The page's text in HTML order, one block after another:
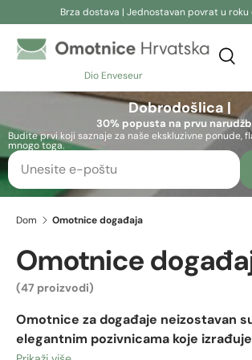
Brza dostava | Jednostavan povrat u roku
Dio Enveseur
Pretraživanje
Pretraživanje Dobrodošlica |
30% popusta na prvu
Budite prvi koji saznaje za naše ekskluzivne ponude,
mnogo toga.
Dom Omotnice događaja
Omotnice
(47 proizvodi)
Omotnice za događaje neizostavan
elegantnim pozivnicama koje